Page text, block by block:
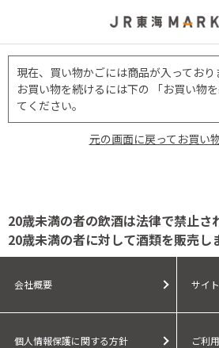
現在、買い物かごには商品が入っており
お買い物を続けるには下の 「お買い物
てください。
元の画面に戻ってお買い
20歳未満の者の飲酒は法律で禁止さ
20歳未満の者に対して酒類を販売し
会社概要 サイ
個人情報保護に関する方針 ご利